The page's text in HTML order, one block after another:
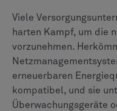
Viele
harten Kampf, um die
vorzunehmen.
erneuerbaren
kompatibel, und sie
Überwachungsgeräte